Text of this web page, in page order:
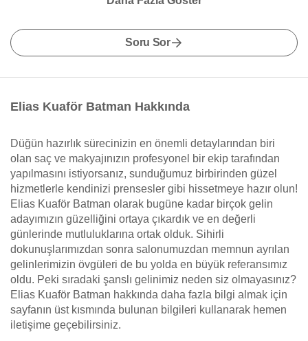
Soru Sor
Elias Kuaför Batman Hakkında
Düğün hazırlık sürecinizin en önemli detaylarından biri
olan saç ve makyajınızın profesyonel bir ekip tarafından
yapılmasını istiyorsanız, sunduğumuz birbirinden güzel
hizmetlerle kendinizi prensesler gibi hissetmeye hazır olun!
Elias Kuaför Batman olarak bugüne kadar birçok gelin
adayımızın güzelliğini ortaya çıkardık ve en değerli
günlerinde mutluluklarına ortak olduk. Sihirli
dokunuşlarımızdan sonra salonumuzdan memnun ayrılan
gelinlerimizin övgüleri de bu yolda en büyük referansımız
oldu. Peki sıradaki şanslı gelinimiz neden siz olmayasınız?
Elias Kuaför Batman hakkında daha fazla bilgi almak için
sayfanın üst kısmında bulunan bilgileri kullanarak hemen
iletişime geçebilirsiniz.